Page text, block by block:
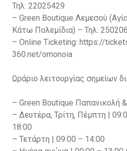
Τηλ: 22025429
– Green Boutique Λεμεσού
Κάτω Πολεμίδια) – Τηλ:
– Online Ticketing: https://
360.net/omonoia
Ωράριο λειτουργίας σημείων
– Green Boutique Παπανικολή
– Δευτέρα, Τρίτη, Πέμπτη |
18:00
– Τετάρτη | 09:00 – 14:00